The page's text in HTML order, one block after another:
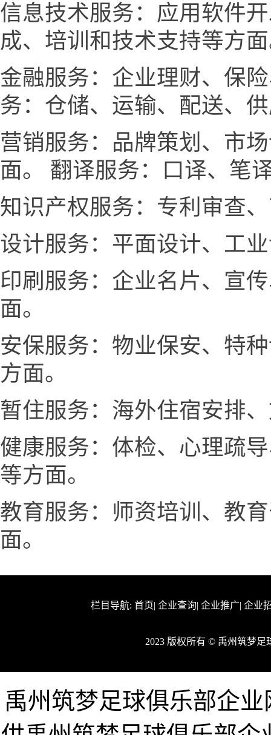
信息技术服务：应用软件
成、培训和技术支持等方
金融服务：企业理财、保
务：仓储、运输、配送、
营销服务：品牌策划、市
面。 翻译服务：口译、笔
知识产权服务：专利审查
设计服务：平面设计、工
印刷服务：企业名片、宣
面。
安保服务：物业保安、特
方面。
暂住服务：海外住宿安排
健康服务：体检、心理疏
等方面。
教育服务：师资培训、教
面。
栏目导航: 首页| 企业查询| 企业推广| 企业
2023 版权所有 © 禹州筑梦
禹州筑梦足球俱乐部企业